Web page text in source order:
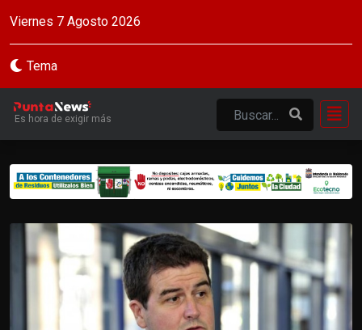
Viernes 7 Agosto 2026
Tema
Es hora de exigir más